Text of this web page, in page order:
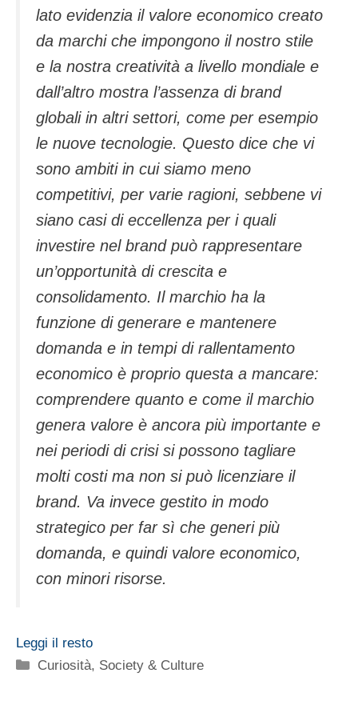
lato evidenzia il valore economico creato
da marchi che impongono il nostro stile
e la nostra creatività a livello mondiale e
dall’altro mostra l’assenza di brand
globali in altri settori, come per esempio
le nuove tecnologie. Questo dice che vi
sono ambiti in cui siamo meno
competitivi, per varie ragioni, sebbene vi
siano casi di eccellenza per i quali
investire nel brand può rappresentare
un’opportunità di crescita e
consolidamento. Il marchio ha la
funzione di generare e mantenere
domanda e in tempi di rallentamento
economico è proprio questa a mancare:
comprendere quanto e come il marchio
genera valore è ancora più importante e
nei periodi di crisi si possono tagliare
molti costi ma non si può licenziare il
brand. Va invece gestito in modo
strategico per far sì che generi più
domanda, e quindi valore economico,
con minori risorse.
Leggi il resto
Categorie
Curiosità, Society & Culture